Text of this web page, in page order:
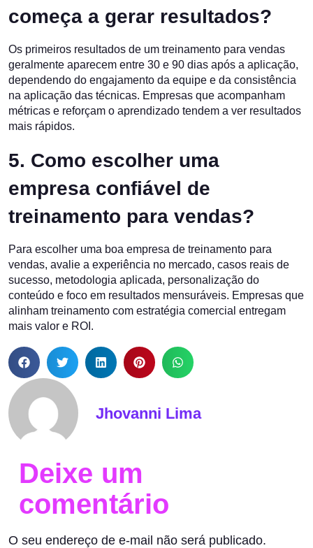
começa a gerar resultados?
Os primeiros resultados de um treinamento para vendas
geralmente aparecem entre 30 e 90 dias após a aplicação,
dependendo do engajamento da equipe e da consistência
na aplicação das técnicas. Empresas que acompanham
métricas e reforçam o aprendizado tendem a ver resultados
mais rápidos.
5. Como escolher uma
empresa confiável de
treinamento para vendas?
Para escolher uma boa empresa de treinamento para
vendas, avalie a experiência no mercado, casos reais de
sucesso, metodologia aplicada, personalização do
conteúdo e foco em resultados mensuráveis. Empresas que
alinham treinamento com estratégia comercial entregam
mais valor e ROI.
Jhovanni Lima
Deixe um
comentário
O seu endereço de e-mail não será publicado.